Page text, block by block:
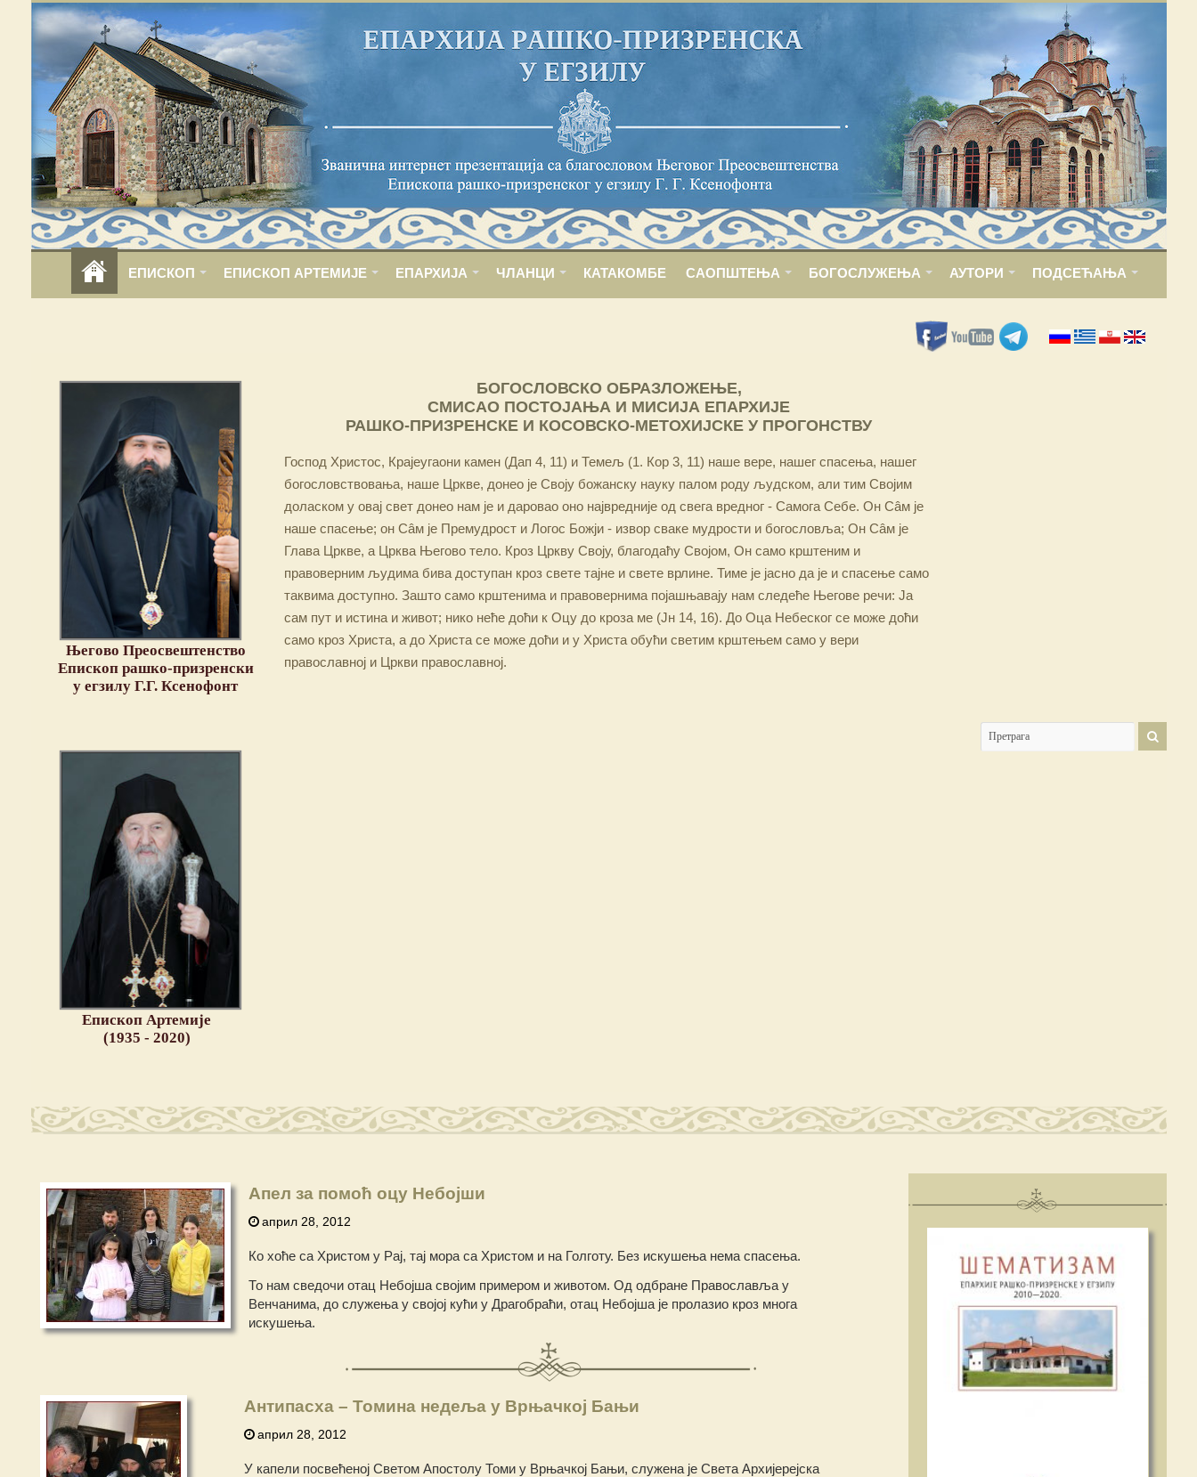
ЕПИСКОП ЕПИСКОП АРТЕМИЈЕ ЕПАРХИЈА ЧЛАНЦИ КАТАКОМБЕ САОПШТЕЊА БОГОСЛУЖЕЊА АУТОРИ ПОДСЕЋАЊА
Његово Преосвештенство
Епископ рашко-призренски
у егзилу Г.Г. Ксенофонт
БОГОСЛОВСКО ОБРАЗЛОЖЕЊЕ,
СМИСАО ПОСТОЈАЊА И МИСИЈА ЕПАРХИЈЕ
РАШКО-ПРИЗРЕНСКЕ И КОСОВСКО-МЕТОХИЈСКЕ У ПРОГОНСТВУ
Господ Христос, Крајеугаони камен (Дап 4, 11) и Темељ (1. Кор 3, 11) наше вере, нашег спасења, нашег
богословствовања, наше Цркве, донео је Своју божанску науку палом роду људском, али тим Својим
доласком у овај свет донео нам је и даровао оно највредније од свега вредног - Самога Себе. Он Сâм је
наше спасење; он Сâм је Премудрост и Логос Божји - извор сваке мудрости и богословља; Он Сâм је
Глава Цркве, а Црква Његово тело. Кроз Цркву Своју, благодаћу Својом, Он само крштеним и
правоверним људима бива доступан кроз свете тајне и свете врлине. Тиме је јасно да је и спасење само
таквима доступно. Зашто само крштенима и правовернима појашњавају нам следеће Његове речи: Ја
сам пут и истина и живот; нико неће доћи к Оцу до кроза ме (Јн 14, 16). До Оца Небеског се може доћи
само кроз Христа, а до Христа се може доћи и у Христа обући светим крштењем само у вери
православној и Цркви православној.
Епископ Артемије
(1935 - 2020)
Апел за помоћ оцу Небојши
април 28, 2012
Ко хоће са Христом у Рај, тај мора са Христом и на Голготу. Без искушења нема спасења.
То нам сведочи отац Небојша својим примером и животом. Од одбране Православља у
Венчанима, до служења у својој кући у Драгобраћи, отац Небојша је пролазио кроз многа
искушења.
Антипасха – Томина недеља у Врњачкој Бањи
април 28, 2012
У капели посвећеној Светом Апостолу Томи у Врњачкој Бањи, служена је Света Архијерејска